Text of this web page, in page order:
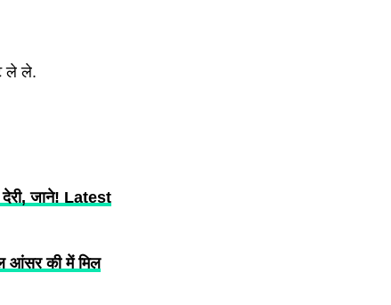
ले ले.
देरी, जाने! Latest
आंसर की में मिल